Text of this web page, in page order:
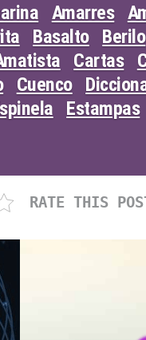
Amarres
Basalto Berilo
Cartas
Cuenco
Estampas
RATE THIS